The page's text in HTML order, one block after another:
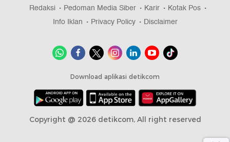
Redaksi Pedoman Media Siber Karir
Kotak Pos
Info Iklan
Privacy Policy Disclaimer
Download aplikasi detikcom
Copyright @ 2026 detikcom, All right reserved